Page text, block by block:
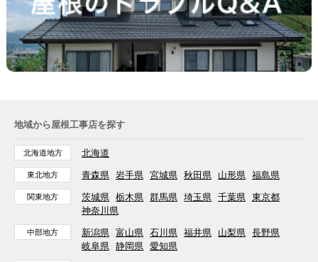
地域から屋根工事店を探す
北海道地方 北海道
東北地方 青森県 岩手県 宮城県 秋田県 山形県 福島県
関東地方 茨城県 栃木県 群馬県 埼玉県 千葉県 東京都
神奈川県
中部地方 新潟県 富山県 石川県 福井県 山梨県 長野県
岐阜県 静岡県 愛知県